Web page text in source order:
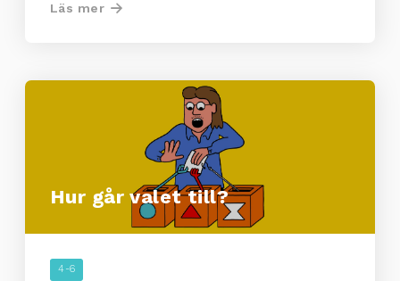
Läs mer
Hur går valet till?
4-6